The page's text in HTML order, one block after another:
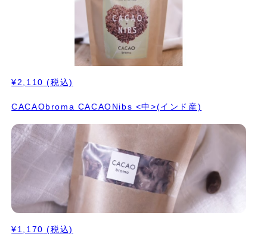
¥2,110 (税込)
CACAObroma CACAONibs <中>(インド産)
¥1,170 (税込)